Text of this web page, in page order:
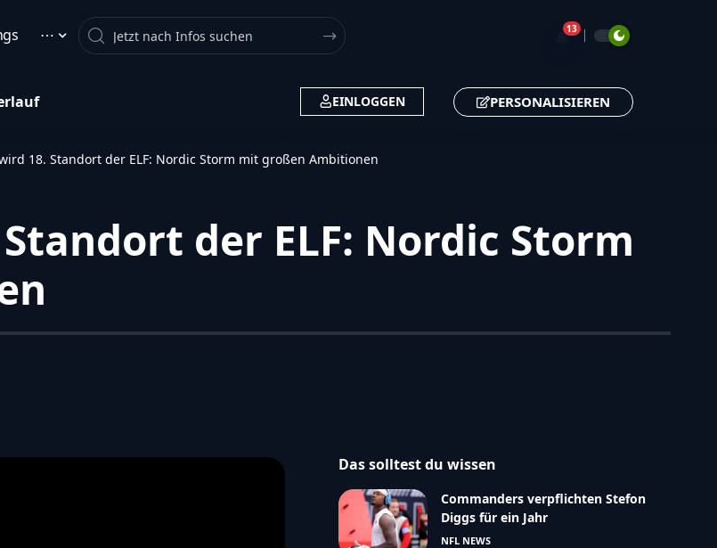
⋯ Search 🔔13
EINLOGGEN PERSONALISIEREN
18. Standort der ELF: Nordic Storm mit großen Ambitionen
der ELF: Nordic Storm
Das solltest du wissen
Commanders verpflichten Stefon
Diggs für ein Jahr
NFL NEWS